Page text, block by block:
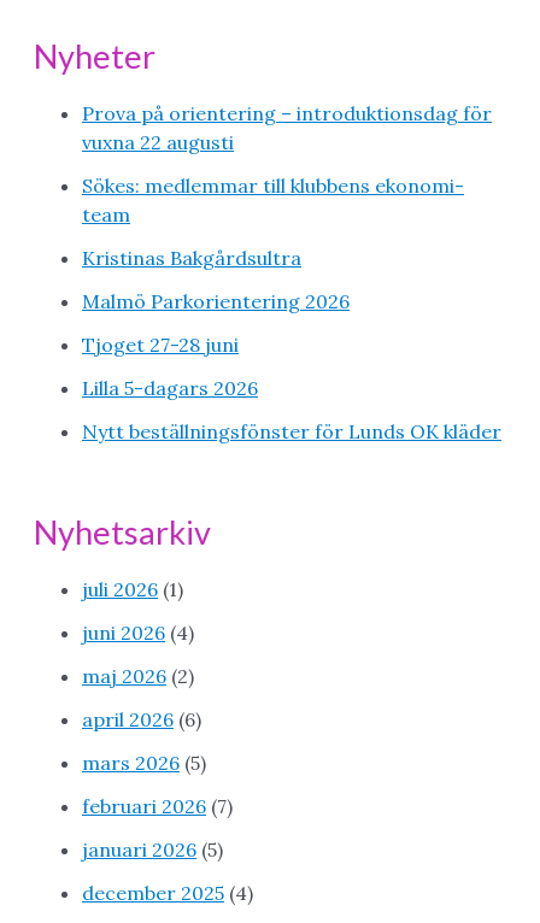
Nyheter
Prova på orientering – introduktionsdag för
vuxna 22 augusti
Sökes: medlemmar till klubbens ekonomi-
team
Kristinas Bakgårdsultra
Malmö Parkorientering 2026
Tjoget 27-28 juni
Lilla 5-dagars 2026
Nytt beställningsfönster för Lunds OK kläder
Nyhetsarkiv
juli 2026 (1)
juni 2026 (4)
maj 2026 (2)
april 2026 (6)
mars 2026 (5)
februari 2026 (7)
januari 2026 (5)
december 2025 (4)